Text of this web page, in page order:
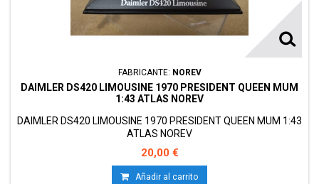
FABRICANTE: NOREV
DAIMLER DS420 LIMOUSINE 1970 PRESIDENT QUEEN MUM
1:43 ATLAS NOREV
DAIMLER DS420 LIMOUSINE 1970 PRESIDENT QUEEN MUM 1:43
ATLAS NOREV
20,00 €
Añadir al carrito